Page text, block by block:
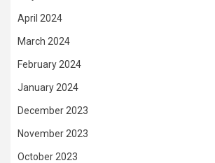
April 2024
March 2024
February 2024
January 2024
December 2023
November 2023
October 2023